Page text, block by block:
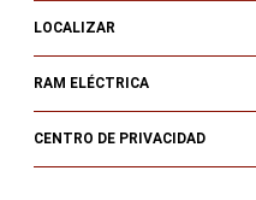
LOCALIZAR
RAM ELÉCTRICA
CENTRO DE PRIVACIDAD